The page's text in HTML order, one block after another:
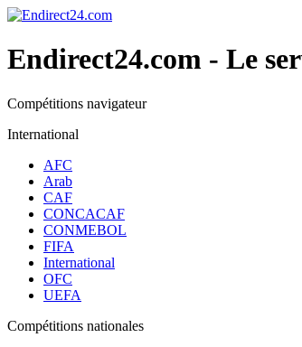
Endirect24.com - Le
Compétitions navigateur
International
AFC
Arab
CAF
CONCACAF
CONMEBOL
FIFA
International
OFC
UEFA
Compétitions nationales